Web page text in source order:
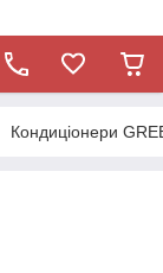
Кондиціонери